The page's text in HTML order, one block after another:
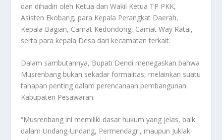
dan dihadiri oleh Ketua dan Wakil Ketua TP PKK,
Asisten Ekobang, para Kepala Perangkat Daerah,
Kepala Bagian, Camat Kedondong, Camat Way Ratai,
serta para kepala Desa dari kecamatan terkait.
Dalam sambutannya, Bupati Dendi menegaskan bahwa
Musrenbang bukan sekadar formalitas, melainkan suatu
tahapan penting dalam perencanaan pembangunan
Kabupaten Pesawaran.
“Musrenbang ini memiliki dasar hukum yang jelas, baik
dalam Undang-Undang, Permendagri, maupun Juklak-